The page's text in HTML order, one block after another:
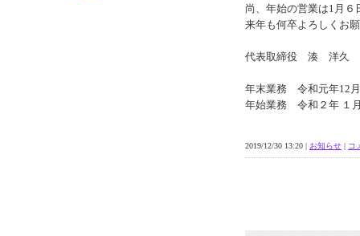
尚、年始の営業は1月
来年も何卒よろしくお
代表取締役 湊 洋久
年末業務 令和元年12
年始業務 令和２年 １
2019/12/30 13:20 | お知らせ | コ